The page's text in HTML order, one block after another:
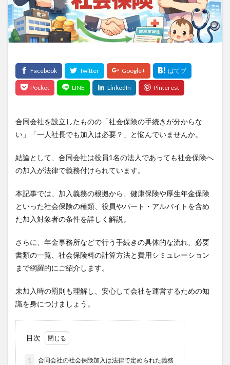
合同会社を設立したものの「社会保険の手続きが分からな
い」「一人社長でも加入は必要？」と悩んでいませんか。
結論として、合同会社は役員1名の法人であっても社会保険へ
の加入が法律で義務付けられています。
本記事では、加入義務の根拠から、健康保険や厚生年金保険
といった社会保険の種類、役員やパート・アルバイトを含め
た加入対象者の条件を詳しく解説。
さらに、年金事務所などで行う手続きの具体的な流れ、必要
書類の一覧、社会保険料の計算方法と費用シミュレーション
まで網羅的にご紹介します。
未加入時の罰則も理解し、安心して会社を運営するための知
識を身につけましょう。
目次
1 合同会社の社会保険加入は法律で定められた義務